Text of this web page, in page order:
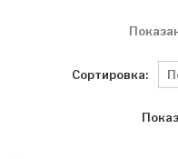
Сортировка: